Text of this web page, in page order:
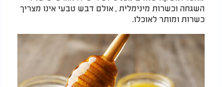
השגחה וכשרות מינימלית , אולם דבש טבעי אינו מצריך
כשרות ומותר לאוכלו.